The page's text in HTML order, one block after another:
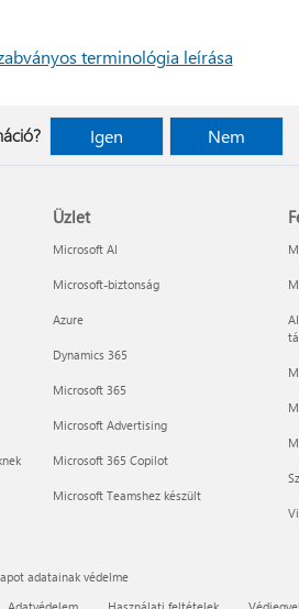
terminológia leírása
Igen Nem
Üzlet
Microsoft AI
Microsoft-biztonság
Azure
Dynamics 365
Microsoft 365
Microsoft Advertising
Microsoft 365 Copilot
Microsoft Teamshez készült
adatainak védelme